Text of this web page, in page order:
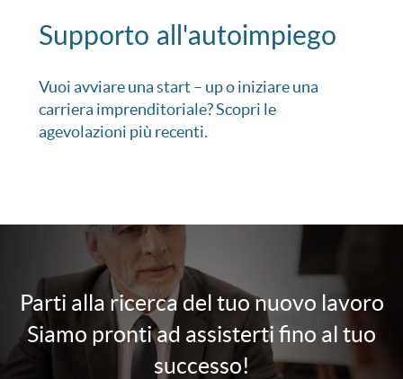
Supporto all'autoimpiego
Vuoi avviare una start – up o iniziare una
carriera imprenditoriale? Scopri le
agevolazioni più recenti.
Parti alla ricerca del tuo nuovo lavoro
Siamo pronti ad assisterti fino al tuo
successo!